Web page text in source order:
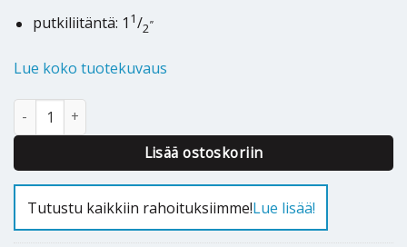
putkiliitäntä: 1 1/2”
Lue koko tuotekuvaus
Kalvopaisunta-astia Onnline 300 L määrä
Lisää ostoskoriin
Alternative:
Tutustu kaikkiin rahoituksiimme!Lue lisää!